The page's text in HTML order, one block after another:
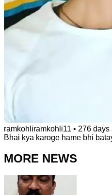
ramkohliramkohli11 • 276 days
Bhai kya karoge hame bhi
MORE NEWS